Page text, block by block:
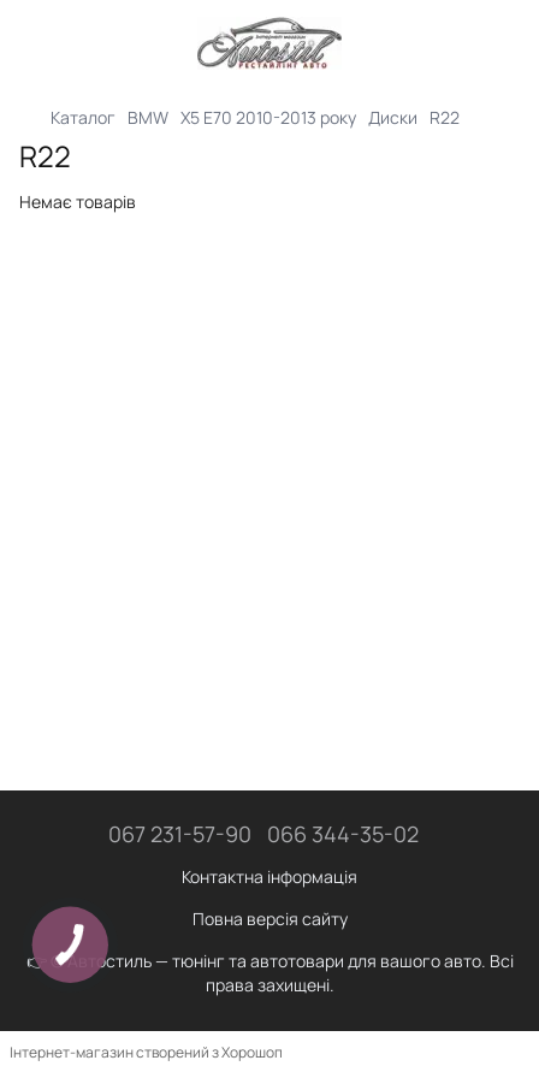
Каталог BMW X5 E70 2010-2013 року Диски R22
R22
Немає товарів
067 231-57-90 066 344-35-02
Контактна інформація
Повна версія сайту
👉 © Автостиль — тюнінг та автотовари для вашого авто. Всі
права захищені.
Інтернет-магазин створений з Хорошоп